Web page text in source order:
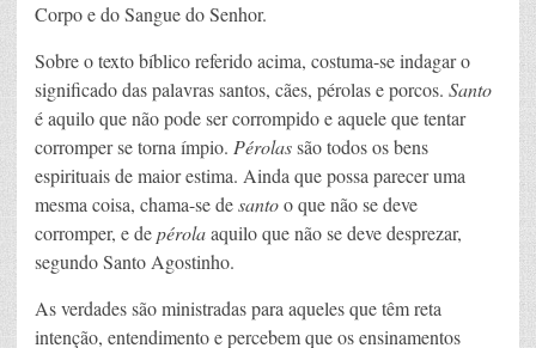
Corpo e do Sangue do Senhor.
Sobre o texto bíblico referido acima, costuma-se indagar o
significado das palavras santos, cães, pérolas e porcos. Santo
é aquilo que não pode ser corrompido e aquele que tentar
corromper se torna ímpio. Pérolassão todos os bens
espirituais de maior estima. Ainda que possa parecer uma
mesma coisa, chama-se desantoo que não se deve
corromper, e depérolaaquilo que não se deve desprezar,
segundo Santo Agostinho.
As verdades são ministradas para aqueles que têm reta
intenção, entendimento e percebem que os ensinamentos